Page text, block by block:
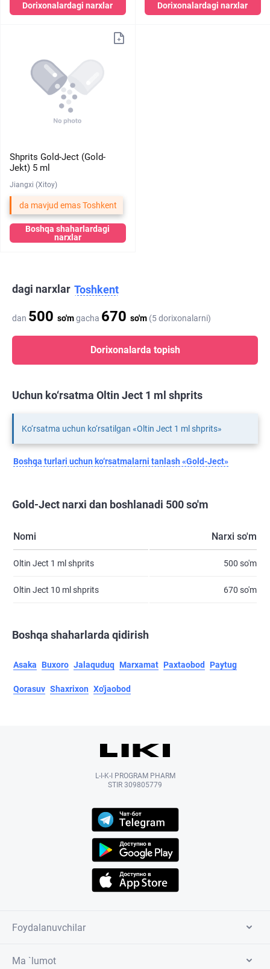
Dorixonalardagi narxlar Dorixonalardagi narxlar
Shprits Gold-Ject (Gold-
Jekt) 5 ml
Jiangxi (Xitoy)
da mavjud emas Toshkent
Boshqa shaharlardagi
narxlar
dagi narxlar Toshkent
dan 500 so'mgacha 670 so'm (5 dorixonalarni)
Dorixonalarda topish
Uchun ko‘rsatma Oltin Ject 1 ml shprits
Ko‘rsatma uchun ko‘rsatilgan «Oltin Ject 1 ml shprits»
Boshqa turlari uchun ko‘rsatmalarni tanlash «Gold-Ject»
Gold-Ject narxi dan boshlanadi 500 so'm
Nomi Narxi so'm
Oltin Ject 1 ml shprits 500 so'm
Oltin Ject 10 ml shprits 670 so'm
Boshqa shaharlarda qidirish
Asaka Buxoro Jalaquduq Marxamat Paxtaobod Paytug
Qorasuv Shaxrixon Xo'jaobod
L-I-K-I PROGRAM PHARM
STIR 309805779
Foydalanuvchilar
Ma `lumot